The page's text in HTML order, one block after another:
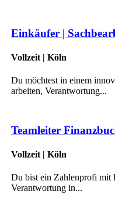
Einkäufer |
Vollzeit | Köln
Du möchtest in einem
arbeiten, Verantwortung...
Teamleiter
Vollzeit | Köln
Du bist ein Zahlenprofi mit
Verantwortung in...